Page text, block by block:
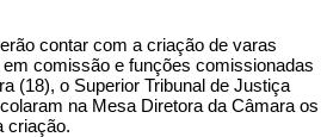
contar com a criação de varas
comissão e funções comissionadas
(18), o Superior Tribunal de Justiça
na Mesa Diretora da Câmara os
criação.